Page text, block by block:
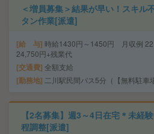
＜増員募集＞結果が早い！スキル
タン作業[派遣]
給 与 時給1430円～1450円 月収例
24,750円+残業代
交通費 全額支給
勤務地 二川駅民間バス5分（【無料駐車
【2名募集】週3～4日在宅＊未経
程調整[派遣]